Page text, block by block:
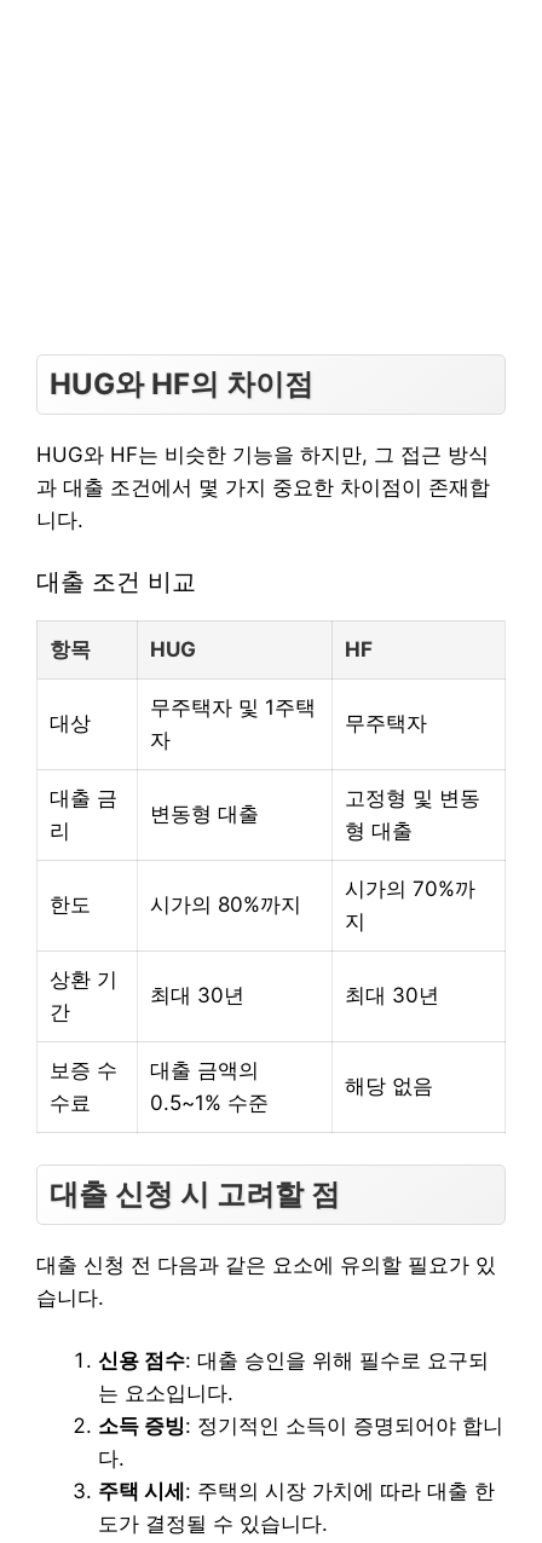
HUG와 HF의 차이점
HUG와 HF는 비슷한 기능을 하지만, 그 접근 방식
과 대출 조건에서 몇 가지 중요한 차이점이 존재합
니다.
대출 조건 비교
항목 HUG HF
대상
무주택자 및 1주택
자
무주택자
대출 금
리
변동형 대출
고정형 및 변동
형 대출
한도 시가의 80%까지
시가의 70%까
지
상환 기
간
최대 30년 최대 30년
보증 수
수료
대출 금액의
0.5~1% 수준
해당 없음
대출 신청 시 고려할 점
대출 신청 전 다음과 같은 요소에 유의할 필요가 있
습니다.
신용 점수: 대출 승인을 위해 필수로 요구되
는 요소입니다.
소득 증빙: 정기적인 소득이 증명되어야 합니
다.
주택 시세 : 주택의 시장 가치에 따라 대출 한
도가 결정될 수 있습니다.